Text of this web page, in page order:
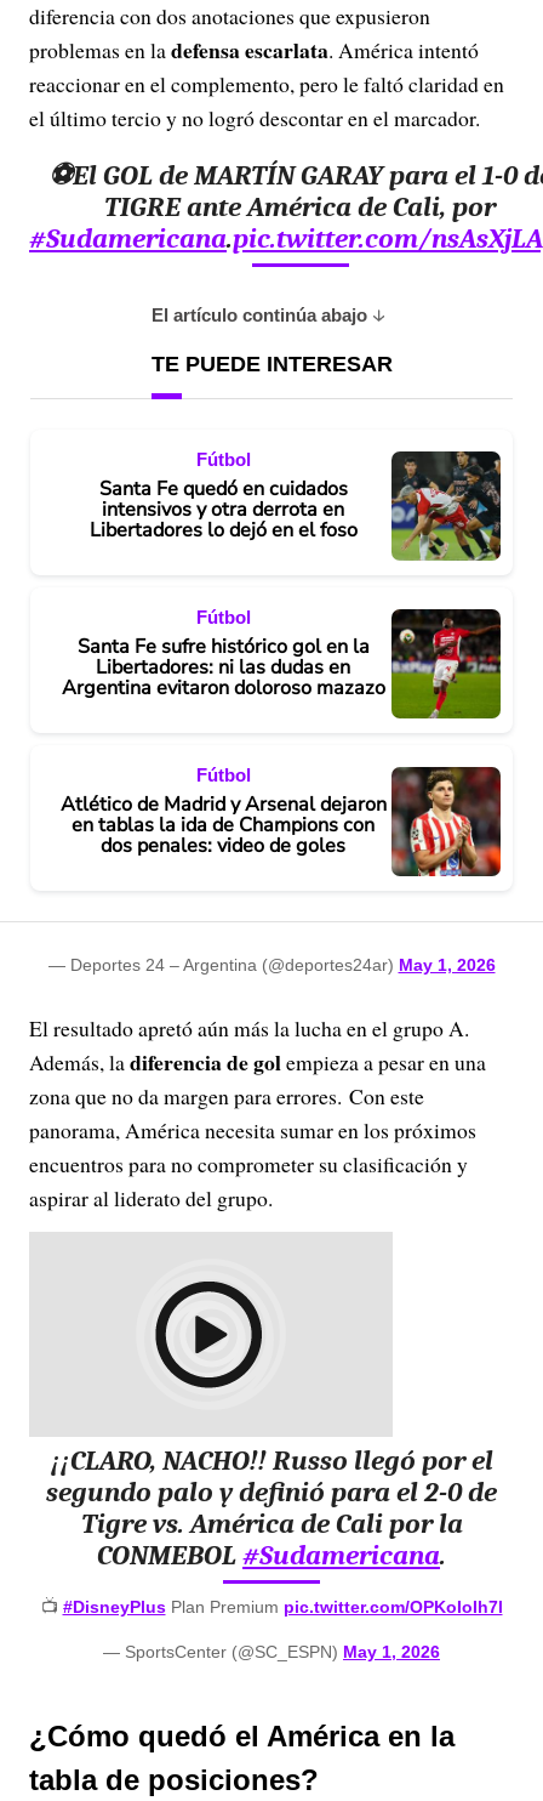
diferencia con dos anotaciones que expusieron
problemas en ladefensa escarlata. América intentó
reaccionar en el complemento, pero le faltó claridad en
el último tercio y no logró descontar en el marcador.
⚽El GOL de MARTÍN GARAY para el 1-0
TIGRE ante América de Cali, por
#Sudamericana.pic.twitter.com/
El artículo continúa abajo
TE PUEDE INTERESAR
Fútbol
Santa Fe quedó en cuidados
intensivos y otra derrota en
Libertadores lo dejó en el foso
Fútbol
Santa Fe sufre histórico gol en la
Libertadores: ni las dudas en
Argentina evitaron doloroso mazazo
Fútbol
Atlético de Madrid y Arsenal dejaron
en tablas la ida de Champions con
dos penales: video de goles
— Deportes 24 – Argentina (@deportes24ar) May 1, 2026
El resultado apretó aún más la lucha en el grupo A.
Además, ladiferencia de golempieza a pesar en una
zona que no da margen para errores. Con este
panorama, América necesita sumar en los próximos
encuentros para no comprometer su clasificación y
aspirar al liderato del grupo.
¡¡CLARO, NACHO!! Russo llegó por el
segundo palo y definió para el 2-0 de
Tigre vs. América de Cali por la
CONMEBOL#Sudamericana.
📺 #DisneyPlusPlan Premium pic.twitter.com/OPKoIoIh7l
— SportsCenter (@SC_ESPN) May 1, 2026
¿Cómo quedó el América en la
tabla de posiciones?